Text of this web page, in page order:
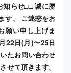
らせ□□ 誠に勝
す。 ご迷惑をお
願い申し上げま
日(月)〜25日
お問い合わせ
せて頂きます。